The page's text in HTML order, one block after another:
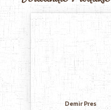
Demir Pres